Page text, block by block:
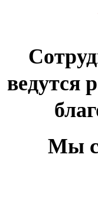
ведутся
Мы с